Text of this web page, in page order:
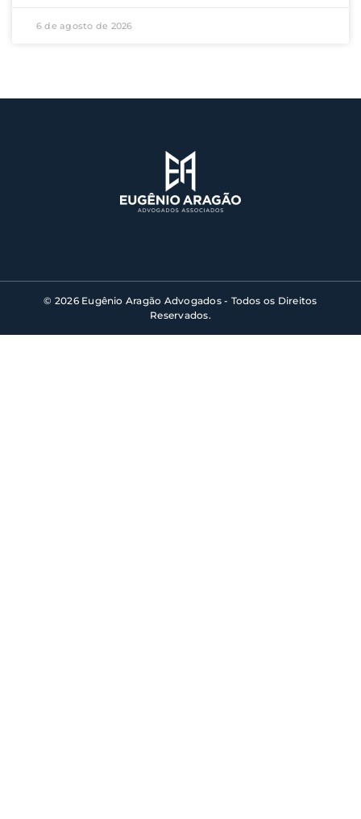
6 de agosto de 2026
© 2026 Eugênio Aragão Advogados - Todos os Direitos
Reservados.